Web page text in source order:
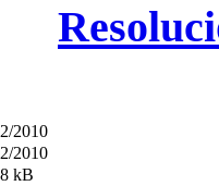
2010
2010
kB